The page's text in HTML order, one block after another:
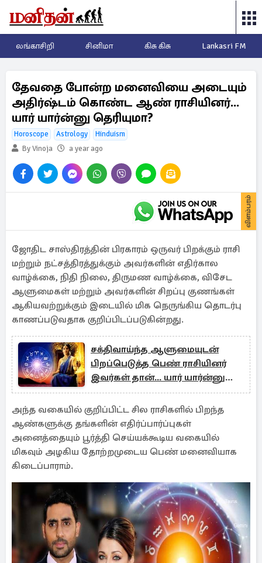
லங்காசிறி சினிமா கிசு கிசு Lankasri FM
தேவதை போன்ற மனைவியை அடையும்
அதிர்ஷ்டம் கொண்ட ஆண் ராசியினர்...
யார் யார்ன்னு தெரியுமா?
Horoscope Astrology
Hinduism
By Vinoja
a year ago
விளம்பரம்
ஜோதிட சாஸ்திரத்தின் பிரகாரம் ஒருவர் பிறக்கும் ராசி
மற்றும் நட்சத்திரத்துக்கும் அவர்களின் எதிர்கால
வாழ்க்கை, நிதி நிலை, திருமண வாழ்க்கை, விசேட
ஆளுமைகள் மற்றும் அவர்களின் சிறப்பு குணங்கள்
ஆகியவற்றுக்கும் இடையில் மிக நெருங்கிய தொடர்பு
காணப்படுவதாக குறிப்பிடப்படுகின்றது.
சக்திவாய்ந்த ஆளுமையுடன்
பிறப்பெடுத்த பெண் ராசியினர்
இவர்கள் தான்... யார் யார்ன்னு
தெரியுமா?
அந்த வகையில் குறிப்பிட்ட சில ராசிகளில் பிறந்த
ஆண்களுக்கு தங்களின் எதிர்ப்பார்ப்புகள்
அனைத்தையும் பூர்த்தி செய்யக்கூடிய வகையில்
மிகவும் அழகிய தோற்றமுடைய பெண் மனைவியாக
கிடைப்பாராம்.